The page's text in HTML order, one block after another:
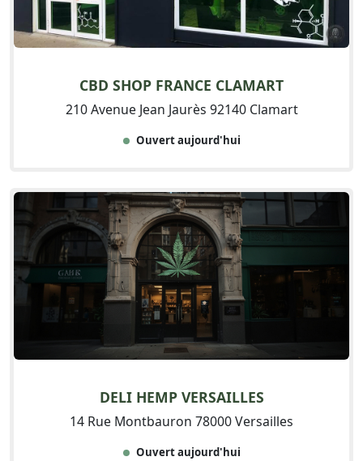
CBD SHOP FRANCE CLAMART
210 Avenue Jean Jaurès 92140 Clamart
Ouvert aujourd'hui
DELI HEMP VERSAILLES
14 Rue Montbauron 78000 Versailles
Ouvert aujourd'hui